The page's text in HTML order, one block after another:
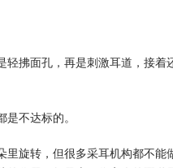
拂面孔，再是刺激耳道，接着
不达标的。
里旋转，但很多采耳机构都不能